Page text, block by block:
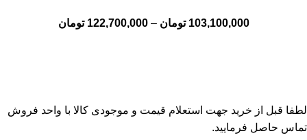
103,100,000 تومان –
122,700,000 تومان
لطفا قبل از خرید جهت استعلام قیمت و موجودی کالا با واحد فروش
تماس حاصل فرمایید.